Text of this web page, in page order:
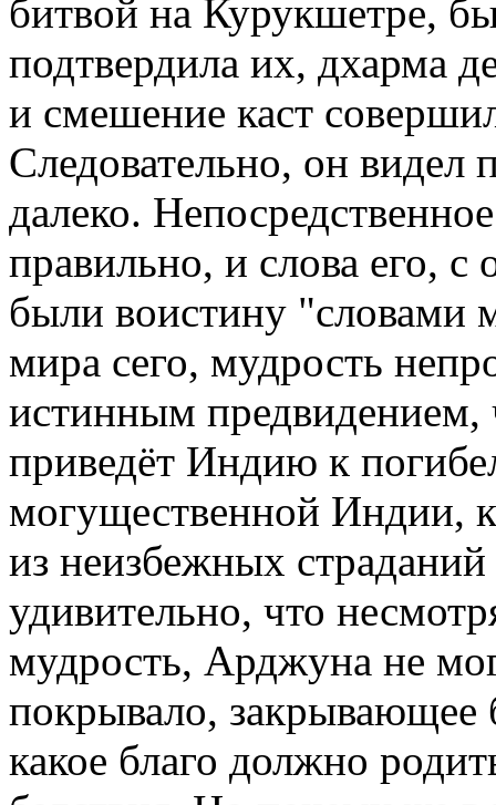
битвой на Курукшетре,
подтвердила их, дхарма
и смешение каст
Следовательно, он видел
далеко.
правильно, и слова его, с
были воистину "словами
мира сего, мудрость
истинным
приведёт Индию к
могущественной Индии,
из неизбежных
удивительно, что
мудрость, Арджуна не
покрывало, закрывающее
какое благо должно